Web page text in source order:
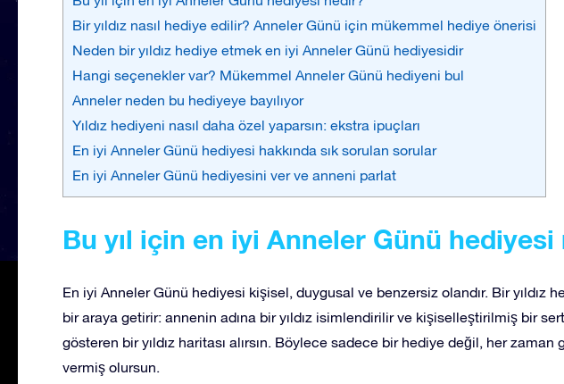
Bir yıldız nasıl hediye edilir? Anneler Günü için mükemmel hediye önerisi
Neden bir yıldız hediye etmek en iyi Anneler Günü hediyesidir
Hangi seçenekler var? Mükemmel Anneler Günü hediyeni bul
Anneler neden bu hediyeye bayılıyor
Yıldız hediyeni nasıl daha özel yaparsın: ekstra ipuçları
En iyi Anneler Günü hediyesi hakkında sık sorulan sorular
En iyi Anneler Günü hediyesini ver ve anneni parlat
Bu yıl için en iyi Anneler Günü hediyesi
En iyi Anneler Günü hediyesi kişisel, duygusal ve benzersiz olandır. Bir yıldız
bir araya getirir: annenin adına bir yıldız isimlendirilir ve kişiselleştirilmiş bir
gösteren bir yıldız haritası alırsın. Böylece sadece bir hediye değil, her zaman
vermiş olursun.